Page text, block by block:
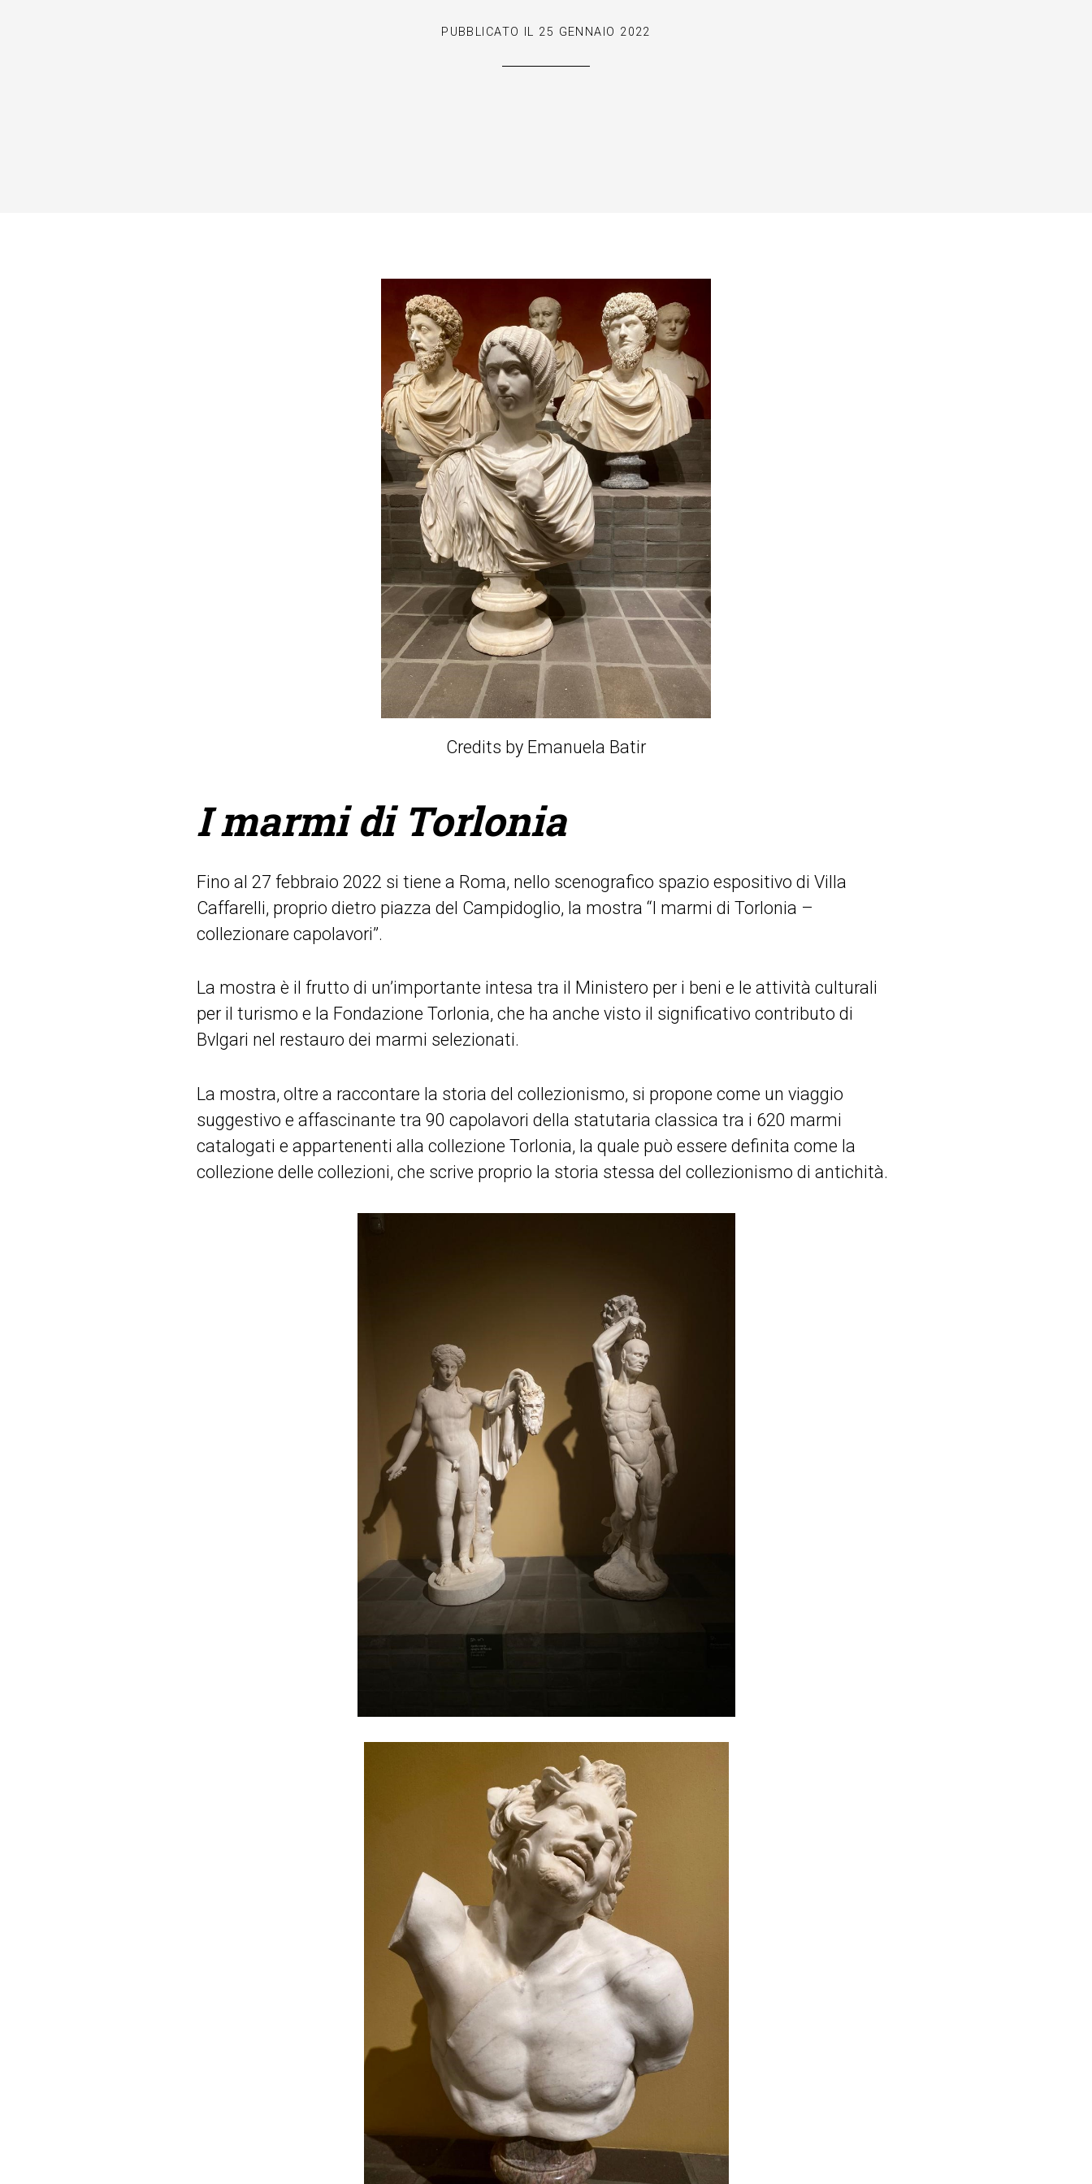
PUBBLICATO IL 25 GENNAIO 2022
Credits by Emanuela Batir
I marmi di Torlonia
Fino al 27 febbraio 2022 si tiene a Roma, nello scenografico spazio espositivo di Villa
Caffarelli, proprio dietro piazza del Campidoglio, la mostra “I marmi di Torlonia –
collezionare capolavori”.
La mostra è il frutto di un’importante intesa tra il Ministero per i beni e le attività culturali
per il turismo e la Fondazione Torlonia, che ha anche visto il significativo contributo di
Bvlgari nel restauro dei marmi selezionati.
La mostra, oltre a raccontare la storia del collezionismo, si propone come un viaggio
suggestivo e affascinante tra 90 capolavori della statutaria classica tra i 620 marmi
catalogati e appartenenti alla collezione Torlonia, la quale può essere definita come la
collezione delle collezioni, che scrive proprio la storia stessa del collezionismo di antichità.